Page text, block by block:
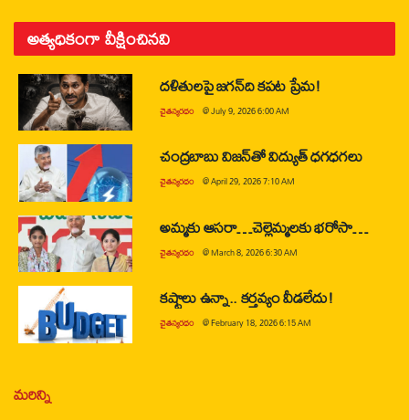
అత్యధికంగా వీక్షించినవి
దళితులపై జగన్‌ది కపట ప్రేమ!
చైతన్యరధం @July 9, 2026 6:00 AM
చంద్రబాబు విజన్‌తో విద్యుత్ ధగధగలు
చైతన్యరధం @April 29, 2026 7:10 AM
అమ్మకు ఆసరా…చెల్లెమ్మలకు భరోసా…
చైతన్యరధం @March 8, 2026 6:30 AM
కష్టాలు ఉన్నా.. కర్తవ్యం వీడలేదు!
చైతన్యరధం @February 18, 2026 6:15 AM
మరిన్ని